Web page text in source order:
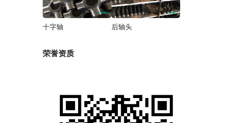
十字轴 后轴头
荣誉资质